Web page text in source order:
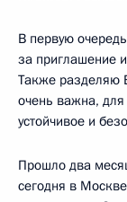
В первую
за приглашение и
Также разделяю
очень важна, для
устойчивое и
Прошло два
сегодня в